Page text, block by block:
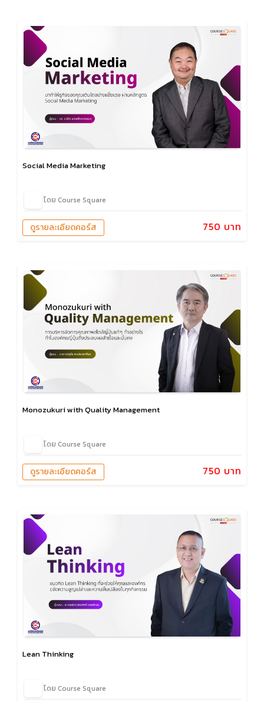
Social Media Marketing
โดย Course Square
750 บาท
ดูรายละเอียดคอร์ส
Monozukuri with Quality Management
โดย Course Square
750 บาท
ดูรายละเอียดคอร์ส
Lean Thinking
โดย Course Square